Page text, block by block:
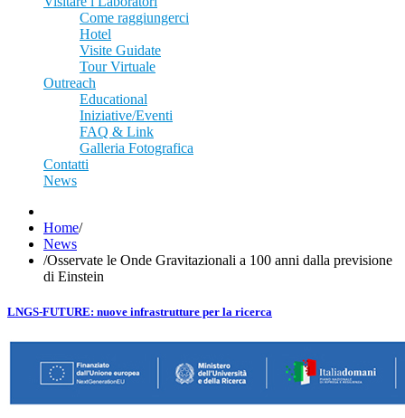
Come raggiungerci
Hotel
Visite Guidate
Tour Virtuale
Outreach
Educational
Iniziative/Eventi
FAQ & Link
Galleria Fotografica
Contatti
News
Home/
News
/Osservate le Onde Gravitazionali a 100 anni dalla previsione
di Einstein
LNGS-FUTURE: nuove infrastrutture per la ricerca